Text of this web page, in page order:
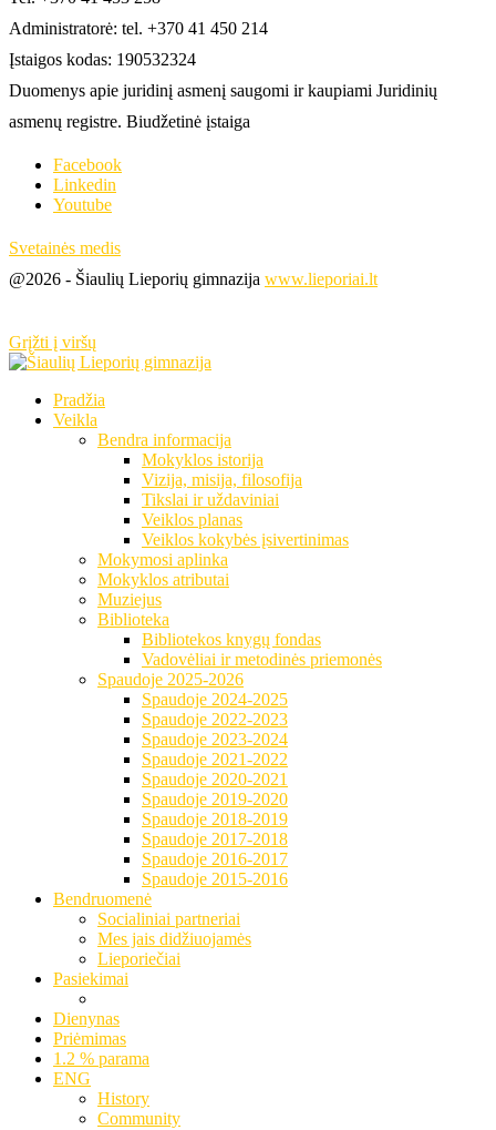
Administratorė: tel. +370 41 450 214
Įstaigos kodas: 190532324
Duomenys apie juridinį asmenį saugomi ir kaupiami Juridinių
asmenų registre. Biudžetinė įstaiga
Facebook
Linkedin
Youtube
Svetainės medis
@2026 - Šiaulių Lieporių gimnazija www.lieporiai.lt
Grįžti į viršų
Pradžia
Veikla
Bendra informacija
Mokyklos istorija
Vizija, misija, filosofija
Tikslai ir uždaviniai
Veiklos planas
Veiklos kokybės įsivertinimas
Mokymosi aplinka
Mokyklos atributai
Muziejus
Biblioteka
Bibliotekos knygų fondas
Vadovėliai ir metodinės priemonės
Spaudoje 2025-2026
Spaudoje 2024-2025
Spaudoje 2022-2023
Spaudoje 2023-2024
Spaudoje 2021-2022
Spaudoje 2020-2021
Spaudoje 2019-2020
Spaudoje 2018-2019
Spaudoje 2017-2018
Spaudoje 2016-2017
Spaudoje 2015-2016
Bendruomenė
Socialiniai partneriai
Mes jais didžiuojamės
Lieporiečiai
Pasiekimai
Dienynas
Priėmimas
1.2 % parama
ENG
History
Community